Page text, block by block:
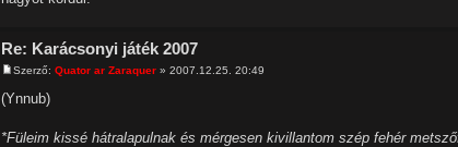
Re: Karácsonyi játék 2007
Szerző: Quator ar Zaraquer » 2007.12.25. 20:49
(Ynnub)
*Füleim kissé hátralapulnak és mérgesen kivillantom szép fehér